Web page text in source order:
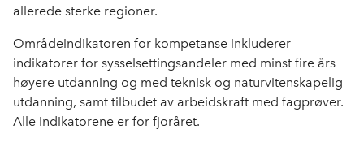
allerede sterke regioner.
Områdeindikatoren for kompetanse inkluderer
indikatorer for sysselsettingsandeler med minst fire års
høyere utdanning og med teknisk og naturvitenskapelig
utdanning, samt tilbudet av arbeidskraft med fagprøver.
Alle indikatorene er for fjoråret.